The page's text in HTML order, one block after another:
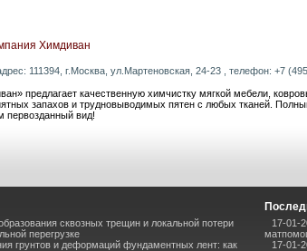
Химдиван
111394, г.Москва, ул.Мартеновская, 24-23 , телефон: +7
предлагает качественную химчистку мягкой мебели,
запахов и трудновыводимых пятен с любых тканей.
вид!
сквозных трещин и локальной потери
перегрузке
грунтов и деформаций фундаментных лент: как
17-01-
17-01-